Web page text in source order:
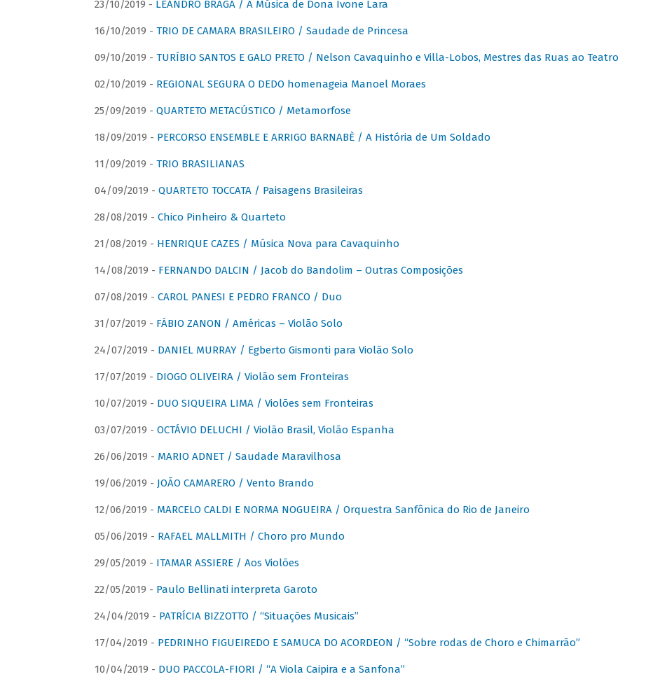
23/10/2019 - LEANDRO BRAGA / A Música de Dona Ivone Lara
16/10/2019 - TRIO DE CAMARA BRASILEIRO / Saudade de Princesa
09/10/2019 - TURÍBIO SANTOS E GALO PRETO / Nelson Cavaquinho e Villa-Lobos, Mestres das Ruas ao Teatro
02/10/2019 - REGIONAL SEGURA O DEDO homenageia Manoel Moraes
25/09/2019 - QUARTETO METACÚSTICO / Metamorfose
18/09/2019 - PERCORSO ENSEMBLE E ARRIGO BARNABÈ / A História de Um Soldado
11/09/2019 - TRIO BRASILIANAS
04/09/2019 - QUARTETO TOCCATA / Paisagens Brasileiras
28/08/2019 - Chico Pinheiro & Quarteto
21/08/2019 - HENRIQUE CAZES / Música Nova para Cavaquinho
14/08/2019 - FERNANDO DALCIN / Jacob do Bandolim – Outras Composições
07/08/2019 - CAROL PANESI E PEDRO FRANCO / Duo
31/07/2019 - FÁBIO ZANON / Américas – Violão Solo
24/07/2019 - DANIEL MURRAY / Egberto Gismonti para Violão Solo
17/07/2019 - DIOGO OLIVEIRA / Violão sem Fronteiras
10/07/2019 - DUO SIQUEIRA LIMA / Violões sem Fronteiras
03/07/2019 - OCTÁVIO DELUCHI / Violão Brasil, Violão Espanha
26/06/2019 - MARIO ADNET / Saudade Maravilhosa
19/06/2019 - JOÃO CAMARERO / Vento Brando
12/06/2019 - MARCELO CALDI E NORMA NOGUEIRA / Orquestra Sanfônica do Rio de Janeiro
05/06/2019 - RAFAEL MALLMITH / Choro pro Mundo
29/05/2019 - ITAMAR ASSIERE / Aos Violões
22/05/2019 - Paulo Bellinati interpreta Garoto
24/04/2019 - PATRÍCIA BIZZOTTO / “Situações Musicais”
17/04/2019 - PEDRINHO FIGUEIREDO E SAMUCA DO ACORDEON / “Sobre rodas de Choro e Chimarrão”
10/04/2019 - DUO PACCOLA-FIORI / “A Viola Caipira e a Sanfona”